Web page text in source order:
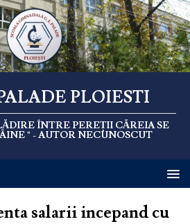
PLOIESTI
ÎNTRE PEREȚII CĂREIA SE
" - AUTOR NECUNOSCUT
salarii incepand cu